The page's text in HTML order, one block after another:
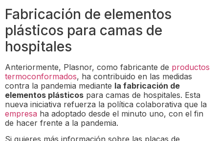
Fabricación de elementos
plásticos para camas de
hospitales
Anteriormente, Plasnor, como fabricante de productos
termoconformados, ha contribuido en las medidas
contra la pandemia mediante la fabricación de
elementos plásticos para camas de hospitales. Esta
nueva iniciativa refuerza la política colaborativa que la
empresa ha adoptado desde el minuto uno, con el fin
de hacer frente a la pandemia.
Si quieres más información sobre las placas de